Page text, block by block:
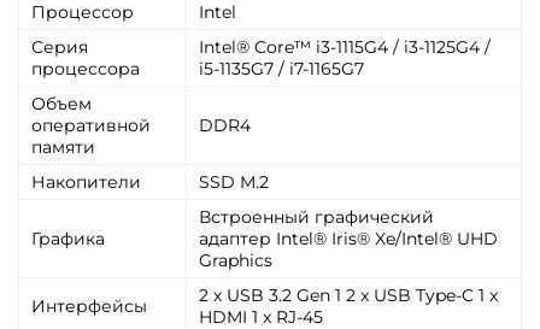
Процессор
Intel
Серия
процессора
Intel® Core™ i3-1115G4 / i3-1125G4 /
i5-1135G7 / i7-1165G7
Объем
оперативной
памяти
DDR4
Накопители SSD M.2
Графика
Встроенный графический
адаптер Intel® Iris® Xe/Intel® UHD
Graphics
Интерфейсы
2 х USB 3.2 Gen 1 2 x USB Type-C 1 x
HDMI 1 x RJ-45